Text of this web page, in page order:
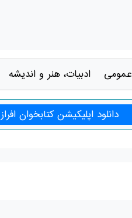
عمومی ادبيات، هنر و انديشه
دانلود اپلیکیشن کتابخوان افراز